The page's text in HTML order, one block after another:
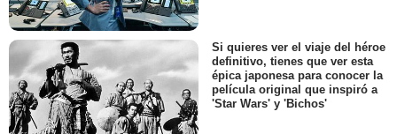
Si quieres ver el viaje del héroe
definitivo, tienes que ver esta
épica japonesa para conocer la
película original que inspiró a
'Star Wars' y 'Bichos'